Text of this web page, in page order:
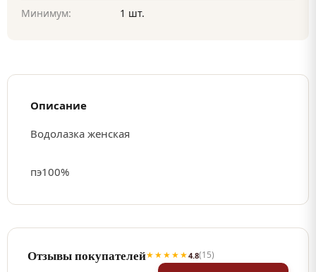
Минимум:
1 шт.
Описание
Водолазка женская
пэ100%
Отзывы покупателей★★★★★4.8(15)